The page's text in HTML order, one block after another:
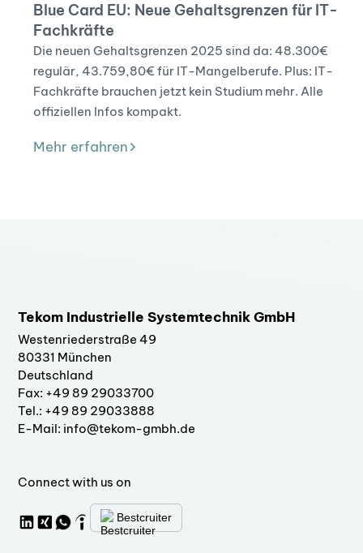
Blue Card EU: Neue Gehaltsgrenzen für IT-
Fachkräfte
Die neuen Gehaltsgrenzen 2025 sind da: 48.300€
regulär, 43.759,80€ für IT-Mangelberufe. Plus: IT-
Fachkräfte brauchen jetzt kein Studium mehr. Alle
offiziellen Infos kompakt.
Mehr erfahren
Tekom Industrielle Systemtechnik GmbH
Westenriederstraße 49
80331 München
Deutschland
Fax: +49 89 29033700
Tel.: +49 89 29033888
E-Mail: info@tekom-gmbh.de
Connect with us on
Bestcruiter